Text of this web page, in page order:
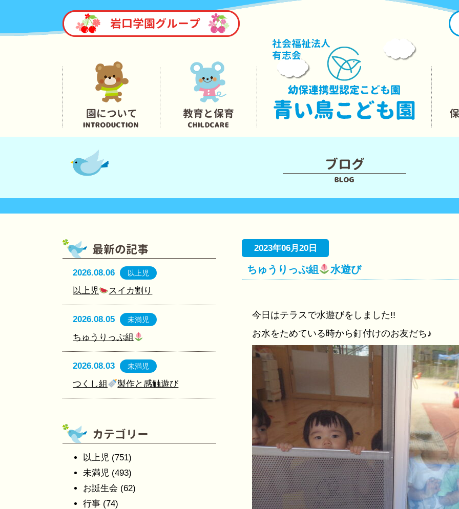
2023年06月20日
ちゅうりっぷ組 水遊び
今日はテラスで水遊びをしました!!
お水をためている時から釘付けのお友だち♪
2026.08.06 以上児
以上児 スイカ割り
2026.08.05 未満児
ちゅうりっぷ組
2026.08.03 未満児
つくし組 製作と感触遊び
以上児 (751)
未満児 (493)
お誕生会 (62)
行事 (74)